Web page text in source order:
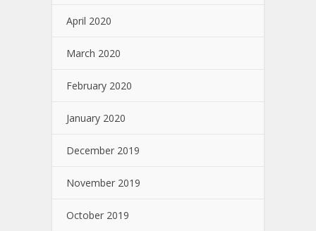
April 2020
March 2020
February 2020
January 2020
December 2019
November 2019
October 2019